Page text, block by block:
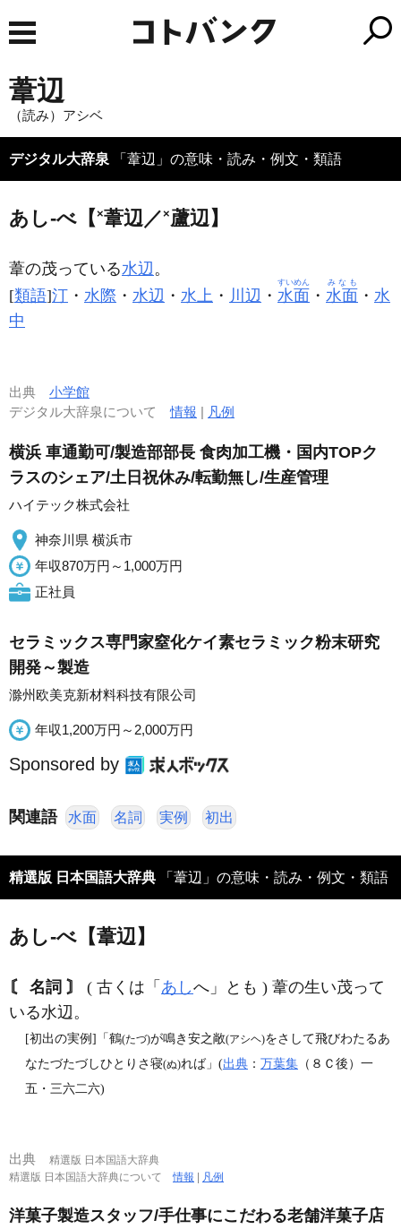
葦辺
（読み）アシベ
デジタル大辞泉 「葦辺」の意味・読み・例文・類語
あし‐べ【 ×葦辺／×蘆辺】
葦の茂っている水辺。
[類語]汀 ・ 水際 ・ 水辺 ・ 水上 ・ 川辺 ・ 水面
すいめん
・ 水面
みなも
・ 水
中
出典 小学館
デジタル大辞泉について情報 | 凡例
横浜 車通勤可/製造部部長 食肉加工機・国内TOPク
ラスのシェア/土日祝休み/転勤無し/生産管理
ハイテック株式会社
神奈川県 横浜市
年収870万円～1,000万円
正社員
セラミックス専門家窒化ケイ素セラミック粉末研究
開発～製造
滁州欧美克新材料科技有限公司
年収1,200万円～2,000万円
Sponsored by
関連語 水面 名詞 実例 初出
精選版 日本国語大辞典 「葦辺」の意味・読み・例文・類語
あし‐べ【葦辺】
〘 名詞 〙 ( 古くは「 あしへ」とも ) 葦の生い茂って
いる水辺。
[初出の実例]「鶴(たづ)が鳴き安之敞(アシヘ)をさして飛びわたるあ
なたづたづしひとりさ寝(ぬ)れば」(出典 ： 万葉集 （８Ｃ後）一
五・三六二六)
出典
精選版 日本国語大辞典
精選版 日本国語大辞典について情報 凡例
洋菓子製造スタッフ/手仕事にこだわる老舗洋菓子店